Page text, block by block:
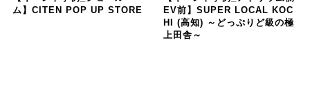
ム】CITEN POP UP STORE
EV前】SUPER LOCAL KOC
HI (高知) ～どっぷりど級の極
上田舎～